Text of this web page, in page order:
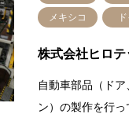
メキシコ
株式会社ヒロテ
自動車部品（ド
ン）の製作を行